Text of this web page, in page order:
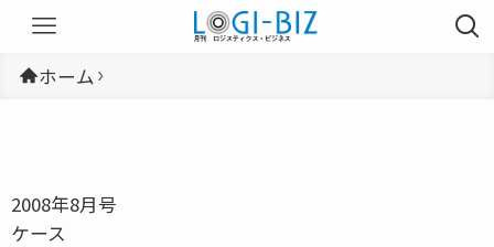
ホーム
2008年8月号
ケース